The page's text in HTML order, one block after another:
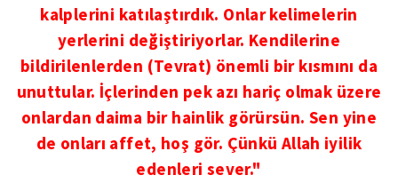
kalplerini katılaştırdık. Onlar kelimelerin
yerlerini değiştiriyorlar. Kendilerine
bildirilenlerden (Tevrat) önemli bir kısmını da
unuttular. İçlerinden pek azı hariç olmak üzere
onlardan daima bir hainlik görürsün. Sen yine
de onları affet, hoş gör. Çünkü Allah iyilik
edenleri sever."